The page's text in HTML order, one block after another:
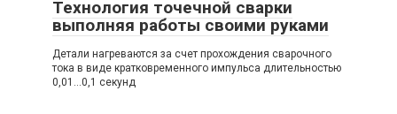
Технология точечной сварки
выполняя работы своими руками
Детали нагреваются за счет прохождения сварочного
тока в виде кратковременного импульса длительностью
0,01…0,1 секунд